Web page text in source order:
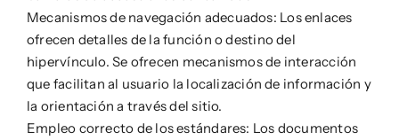
Mecanismos de navegación adecuados: Los enlaces
ofrecen detalles de la función o destino del
hipervínculo. Se ofrecen mecanismos de interacción
que facilitan al usuario la localización de información y
la orientación a través del sitio.
Empleo correcto de los estándares: Los documentos